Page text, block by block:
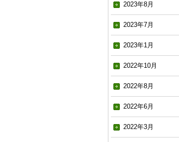
2023年8月
2023年7月
2023年1月
2022年10月
2022年8月
2022年6月
2022年3月